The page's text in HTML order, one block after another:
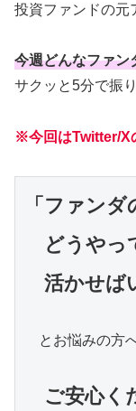
投資ファンドの元
今週どんなファン
サクッと5分で振
※今回はTwitter/X
「ファン
どうやっ
活かせば
とお悩みの方へ
ご安心く